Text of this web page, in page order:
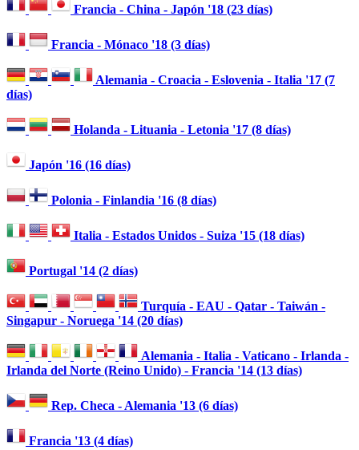
Francia - China - Japón '18 (23 días)
Francia - Mónaco '18 (3 días)
Alemania - Croacia - Eslovenia - Italia '17 (7
días)
Holanda - Lituania - Letonia '17 (8 días)
Japón '16 (16 días)
Polonia - Finlandia '16 (8 días)
Italia - Estados Unidos - Suiza '15 (18 días)
Portugal '14 (2 días)
Turquía - EAU - Qatar - Taiwán -
Singapur - Noruega '14 (20 días)
Alemania - Italia - Vaticano - Irlanda -
Irlanda del Norte (Reino Unido) - Francia '14 (13 días)
Rep. Checa - Alemania '13 (6 días)
Francia '13 (4 días)